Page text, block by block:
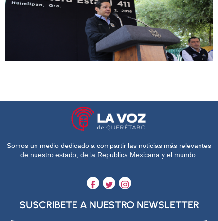
Somos un medio dedicado a compartir las noticias más relevantes
de nuestro estado, de la Republica Mexicana y el mundo.
SUSCRIBETE A NUESTRO NEWSLETTER